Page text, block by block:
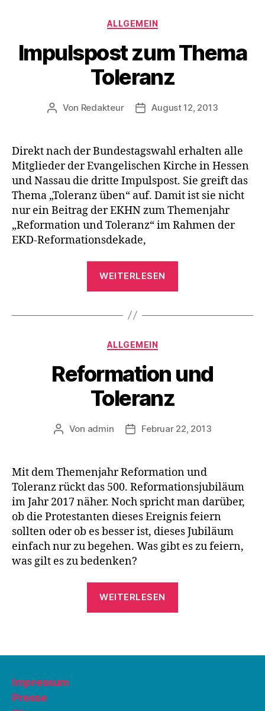
Kategorien
ALLGEMEIN
Impulspost zum Thema
Toleranz
Beitragsautor
Von Redakteur Beitragsdatum
August 12, 2013
Direkt nach der Bundestagswahl erhalten alle
Mitglieder der Evangelischen Kirche in Hessen
und Nassau die dritte Impulspost. Sie greift das
Thema „Toleranz üben“ auf. Damit ist sie nicht
nur ein Beitrag der EKHN zum Themenjahr
„Reformation und Toleranz“ im Rahmen der
EKD-Reformationsdekade,
WEITERLESEN
Toleranz“
Kategorien
ALLGEMEIN
Reformation und
Toleranz
Beitragsautor
Von admin Beitragsdatum
Februar 22, 2013
Mit dem Themenjahr Reformation und
Toleranz rückt das 500. Reformationsjubiläum
im Jahr 2017 näher. Noch spricht man darüber,
ob die Protestanten dieses Ereignis feiern
sollten oder ob es besser ist, dieses Jubiläum
einfach nur zu begehen. Was gibt es zu feiern,
was gilt es zu bedenken?
WEITERLESEN
Impressum
Presse